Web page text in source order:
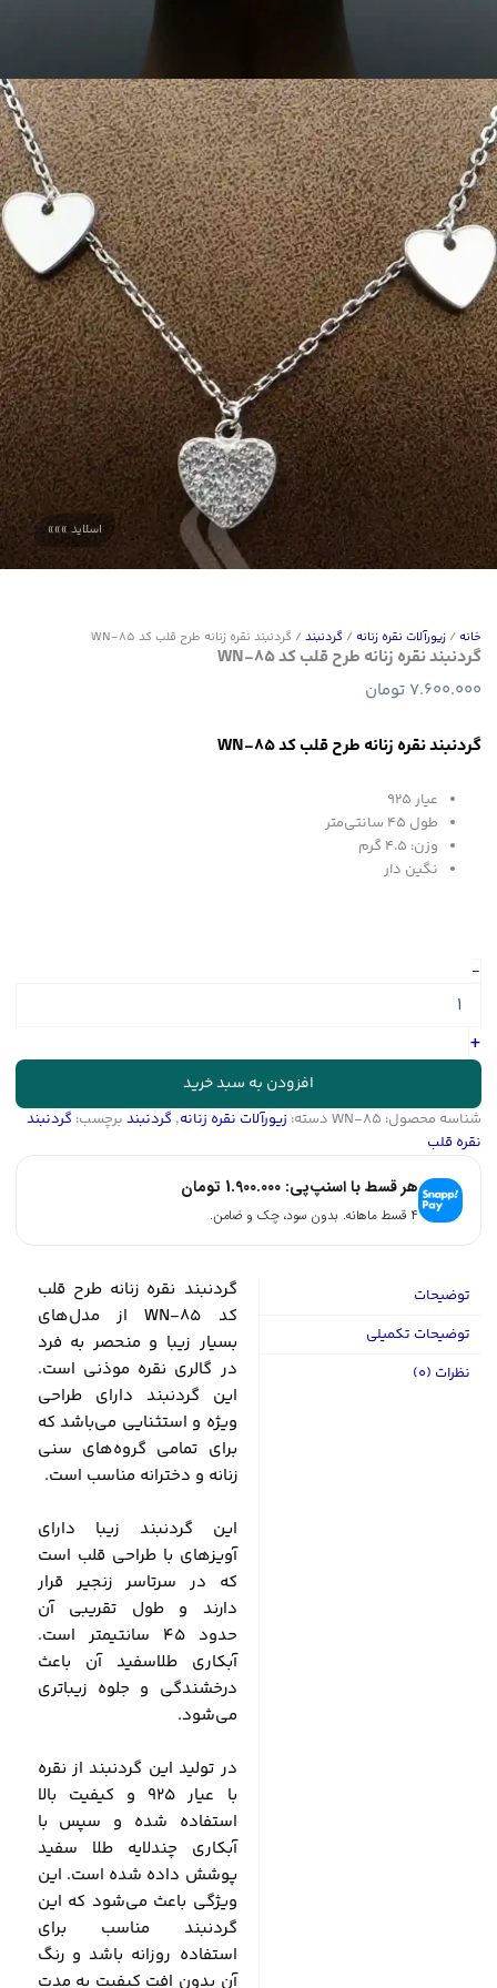
خانه / زیورآلات نقره زنانه / گردنبند / گردنبند نقره زنانه طرح قلب کد WN-85
گردنبند نقره زنانه طرح قلب کد WN-85
7.600.000 تومان
گردنبند نقره زنانه طرح قلب کد WN-85
عیار 925
طول 45 سانتی‌متر
وزن: 4.5 گرم
نگین دار
-
زنانه
طرح
قلب
WN-
85
عدد
+
افزودن به سبد خرید
شناسه محصول: WN-85 دسته: زیورآلات نقره زنانه, گردنبند برچسب: گردنبند
نقره قلب
هر قسط با اسنپ‌پی: 1.900.000 تومان
۴ قسط ماهانه. بدون سود، چک و ضامن.
توضیحات
توضیحات تکمیلی
نظرات (0)
گردنبند نقره زنانه طرح قلب
کد WN-85 از مدل‌های
بسیار زیبا و منحصر به فرد
در گالری نقره موذنی است.
این گردنبند دارای طراحی
ویژه و استثنایی‌ می‌باشد که
برای تمامی گروه‌های سنی
زنانه و دخترانه مناسب است.
این گردنبند زیبا دارای
آویزهای با طراحی قلب است
که در سرتاسر زنجیر قرار
دارند و طول تقریبی آن
حدود 45 سانتیمتر است.
آبکاری طلاسفید آن باعث
درخشندگی و جلوه زیباتری
می‌شود.
در تولید این گردنبند از نقره
با عیار 925 و کیفیت بالا
استفاده شده و سپس با
آبکاری چندلایه طلا سفید
پوشش داده شده است. این
ویژگی باعث می‌شود که این
گردنبند مناسب برای
استفاده روزانه باشد و رنگ
آن بدون افت کیفیت به مدت